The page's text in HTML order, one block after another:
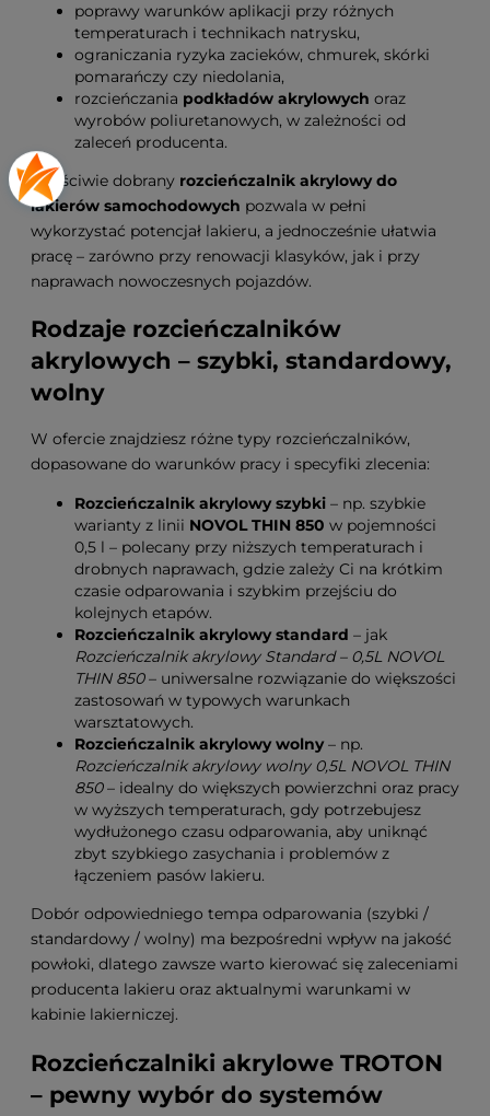
poprawy warunków aplikacji przy różnych
temperaturach i technikach natrysku,
ograniczania ryzyka zacieków, chmurek, skórki
pomarańczy czy niedolania,
rozcieńczania podkładów akrylowych oraz
wyrobów poliuretanowych, w zależności od
zaleceń producenta.
Właściwie dobrany rozcieńczalnik akrylowy do
lakierów samochodowych pozwala w pełni
wykorzystać potencjał lakieru, a jednocześnie ułatwia
pracę – zarówno przy renowacji klasyków, jak i przy
naprawach nowoczesnych pojazdów.
Rodzaje rozcieńczalników
akrylowych – szybki, standardowy,
wolny
W ofercie znajdziesz różne typy rozcieńczalników,
dopasowane do warunków pracy i specyfiki zlecenia:
Rozcieńczalnik akrylowy szybki – np. szybkie
warianty z linii NOVOL THIN 850 w pojemności
0,5 l – polecany przy niższych temperaturach i
drobnych naprawach, gdzie zależy Ci na krótkim
czasie odparowania i szybkim przejściu do
kolejnych etapów.
Rozcieńczalnik akrylowy standard – jak
Rozcieńczalnik akrylowy Standard – 0,5L NOVOL
THIN 850– uniwersalne rozwiązanie do większości
zastosowań w typowych warunkach
warsztatowych.
Rozcieńczalnik akrylowy wolny– np.
Rozcieńczalnik akrylowy wolny 0,5L NOVOL THIN
850– idealny do większych powierzchni oraz pracy
w wyższych temperaturach, gdy potrzebujesz
wydłużonego czasu odparowania, aby uniknąć
zbyt szybkiego zasychania i problemów z
łączeniem pasów lakieru.
Dobór odpowiedniego tempa odparowania (szybki /
standardowy / wolny) ma bezpośredni wpływ na jakość
powłoki, dlatego zawsze warto kierować się zaleceniami
producenta lakieru oraz aktualnymi warunkami w
kabinie lakierniczej.
Rozcieńczalniki akrylowe TROTON
– pewny wybór do systemów